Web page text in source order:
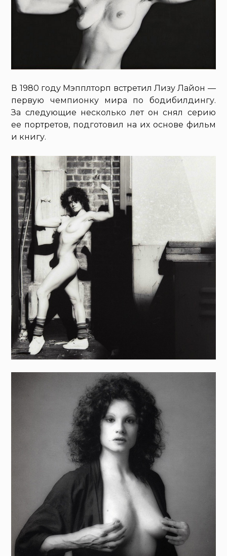
В 1980 году Мэпплторп встретил Лизу Лайон —
первую чемпионку мира по бодибилдингу.
За следующие несколько лет он снял серию
ее портретов, подготовил на их основе фильм
и книгу.